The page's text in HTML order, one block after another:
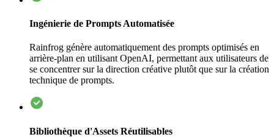
Ingénierie de Prompts Automatisée
Rainfrog génère automatiquement des prompts optimisés en
arrière-plan en utilisant OpenAI, permettant aux utilisateurs de
se concentrer sur la direction créative plutôt que sur la création
technique de prompts.
Bibliothèque d'Assets Réutilisables